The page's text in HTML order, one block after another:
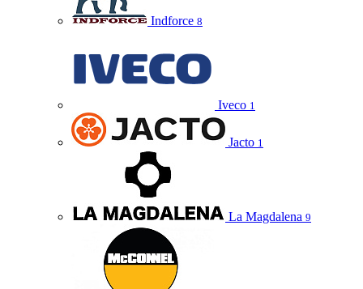
Indforce 8
Iveco 1
Jacto 1
La Magdalena 9